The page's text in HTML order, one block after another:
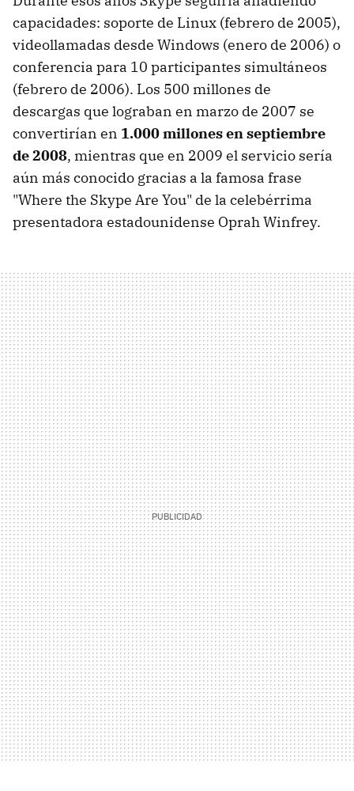
capacidades: soporte de Linux (febrero de 2005),
videollamadas desde Windows (enero de 2006) o
conferencia para 10 participantes simultáneos
(febrero de 2006). Los 500 millones de
descargas que lograban en marzo de 2007 se
convertirían en 1.000 millones en septiembre
de 2008, mientras que en 2009 el servicio sería
aún más conocido gracias a la famosa frase
"Where the Skype Are You" de la celebérrima
presentadora estadounidense Oprah Winfrey.